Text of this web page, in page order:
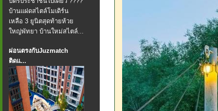
บ้านแฝดสไตล์โมเดิร์น
เหลือ 3 ยูนิตสุดท้ายห้วย
ใหญ่พัทยา บ้านใหม่สไตล์...
ผ่อนตรงกับJuzmatch
ติดแ...